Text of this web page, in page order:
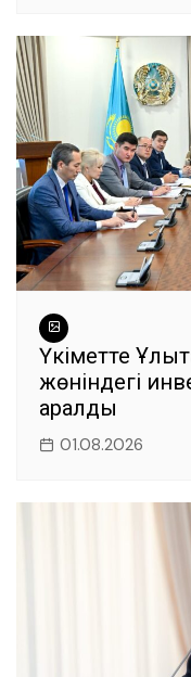
Үкіметте
жөніндегі
қаралды
01.08.2026